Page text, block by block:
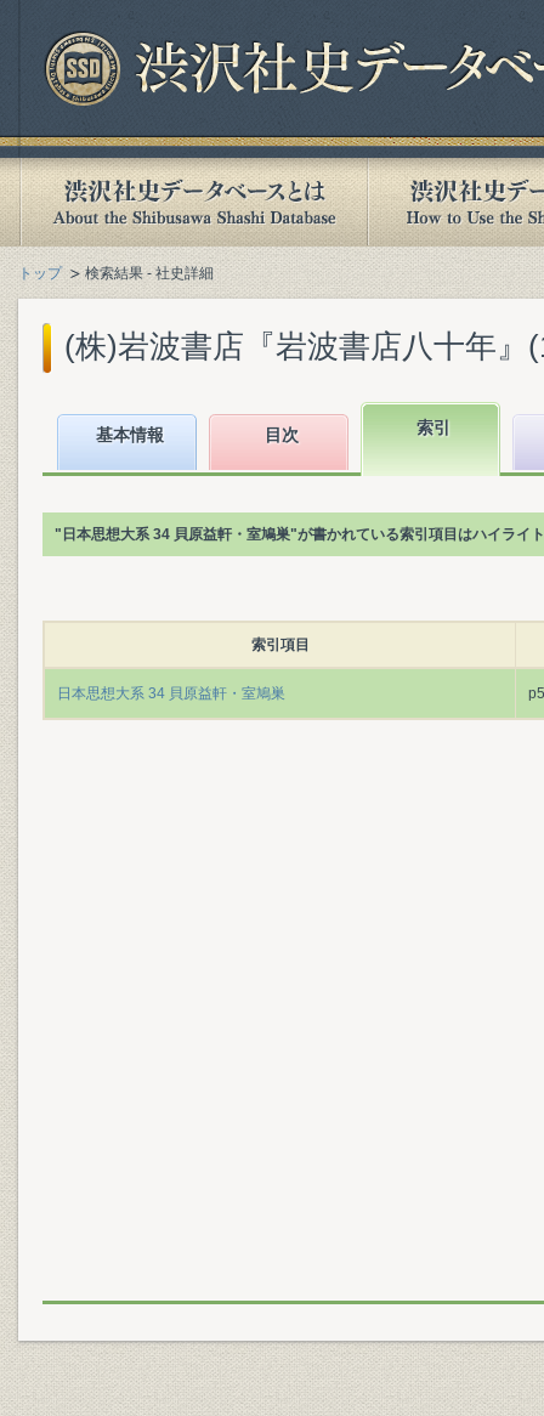
トップ 検索結果 - 社史詳細
(株)岩波書店『岩波書店八十年』
基本情報 目次 索引
"日本思想大系 34 貝原益軒・室鳩巣"が書かれている索引項目はハイライ
索引項目
日本思想大系 34 貝原益軒・室鳩巣